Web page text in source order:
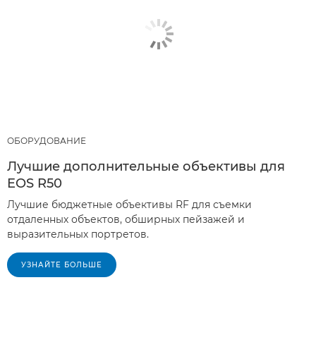
ОБОРУДОВАНИЕ
Лучшие дополнительные объективы для
EOS R50
Лучшие бюджетные объективы RF для съемки
отдаленных объектов, обширных пейзажей и
выразительных портретов.
УЗНАЙТЕ БОЛЬШЕ